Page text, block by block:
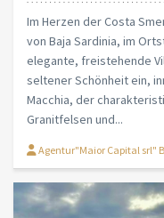
Im Herzen der Costa
von Baja Sardinia, im
elegante, freistehende
seltener Schönheit ein,
Macchia, der
Granitfelsen und...
Agentur"Maior Capital srl"